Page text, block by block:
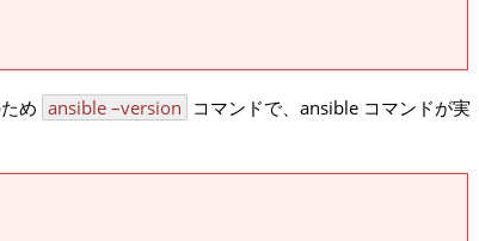
め ansible –version コマンドで、ansible コマンドが実